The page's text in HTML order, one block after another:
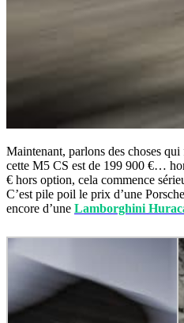
Maintenant, parlons des choses
cette M5 CS est de 199 900 €…
€ hors option, cela commence
C’est pile poil le prix d’une
encore d’une Lamborghini